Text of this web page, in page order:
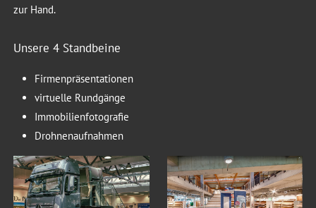
zur Hand.
Unsere 4 Standbeine
Firmenpräsentationen
virtuelle Rundgänge
Immobilienfotografie
Drohnenaufnahmen